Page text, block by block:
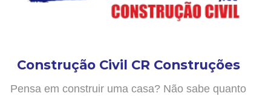
Construção Civil CR Construções
Pensa em construir uma casa? Não sabe quanto